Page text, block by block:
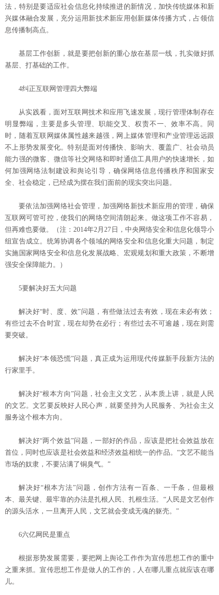
法，特别是要适应社会信息化持续推进的新情况，加快传统媒体和新
兴媒体融合发展，充分运用新技术新应用创新媒体传播方式，占领信
息传播制高点。
基层工作创新，就是要把创新的重心放在基层一线，扎实做好抓
基层、打基础的工作。
4纠正互联网管理四大弊端
从实践看，面对互联网技术和应用飞速发展，现行管理体制存在
明显弊端，主要是多头管理、职能交叉、权责不一、效率不高。同
时，随着互联网媒体属性越来越强，网上媒体管理和产业管理远远跟
不上形势发展变化。特别是面对传播快、影响大、覆盖广、社会动员
能力强的微客、微信等社交网络和即时通信工具用户的快速增长，如
何加强网络法制建设和舆论引导，确保网络信息传播秩序和国家安
全、社会稳定，已经成为摆在我们面前的现实突出问题。
要依法加强网络社会管理，加强网络新技术新应用的管理，确保
互联网可管可控，使我们的网络空间清朗起来。做这项工作不容易，
但再难也要做。（注：2014年2月27日，中央网络安全和信息化领导小
组宣告成立。统筹协调各个领域的网络安全和信息化重大问题，制定
实施国家网络安全和信息化发展战略、宏观规划和重大政策，不断增
强安全保障能力。）
5要解决好五大问题
解决好“时、度、效”问题，有些做法过去有效，现在未必有效；
有些过去不合时宜，现在却势在必行；有些过去不可逾越，现在则需
要突破。
解决好“本领恐慌”问题，真正成为运用现代传媒新手段新方法的
行家里手。
解决好“根本方向”问题，社会主义文艺，从本质上讲，就是人民
的文艺。文艺要反映好人民心声，就要坚持为人民服务、为社会主义
服务这个根本方向。
解决好“两个效益”问题，一部好的作品，应该是把社会效益放在
首位，同时也应该是社会效益和经济效益相统一的作品。“文艺不能当
市场的奴隶，不要沾满了铜臭气。”
解决好“根本方法”问题，创作方法有一百条、一千条，但最根
本、最关键、最牢靠的办法是扎根人民、扎根生活。“人民是文艺创作
的源头活水，一旦离开人民，文艺就会变成无魂的躯壳。”
6六亿网民是重点
根据形势发展需要，要把网上舆论工作作为宣传思想工作的重中
之重来抓。宣传思想工作是做人的工作的，人在哪儿重点就应该在哪
儿。